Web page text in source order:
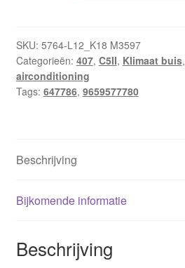
647786
aantal
SKU: 5764-L12_K18 M3597
Categorieën: 407, C5II, Klimaat buis,
airconditioning
Tags: 647786, 9659577780
Beschrijving
Bijkomende informatie
Beschrijving